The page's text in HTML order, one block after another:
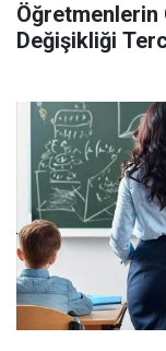
Öğretmenlerin
Değişikliği